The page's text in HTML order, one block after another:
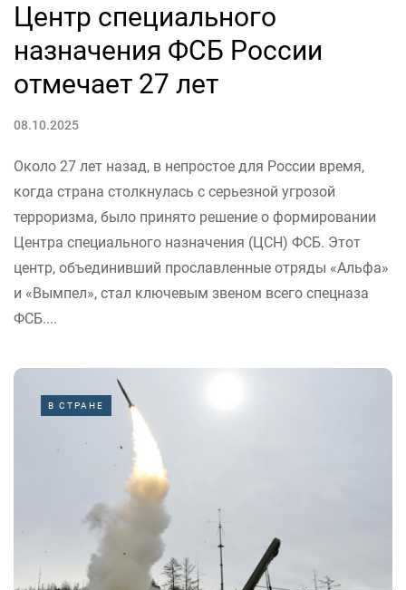
Центр специального
назначения ФСБ России
отмечает 27 лет
08.10.2025
Около 27 лет назад, в непростое для России время,
когда страна столкнулась с серьезной угрозой
терроризма, было принято решение о формировании
Центра специального назначения (ЦСН) ФСБ. Этот
центр, объединивший прославленные отряды «Альфа»
и «Вымпел», стал ключевым звеном всего спецназа
ФСБ....
В СТРАНЕ